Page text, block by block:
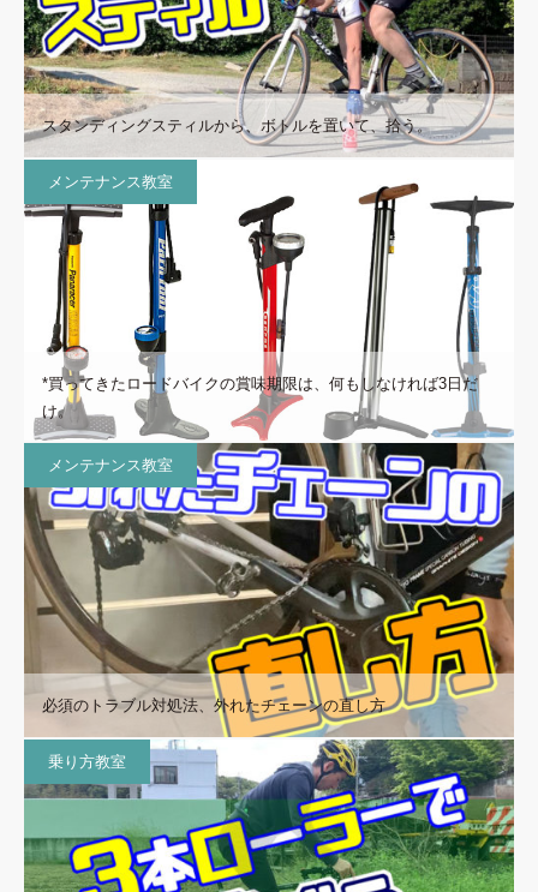
スタンディングスティルから、ボトルを置いて、拾う。
メンテナンス教室
*買ってきたロードバイクの賞味期限は、何もしなければ3日だ
け。
メンテナンス教室
必須のトラブル対処法、外れたチェーンの直し方
乗り方教室